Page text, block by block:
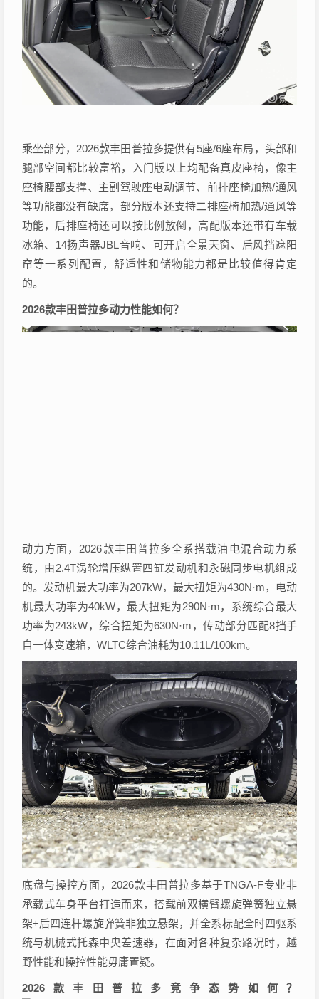
乘坐部分，2026款丰田普拉多提供有5座/6座布局，头部和
腿部空间都比较富裕，入门版以上均配备真皮座椅，像主
座椅腰部支撑、主副驾驶座电动调节、前排座椅加热/通风
等功能都没有缺席，部分版本还支持二排座椅加热/通风等
功能，后排座椅还可以按比例放倒，高配版本还带有车载
冰箱、14扬声器JBL音响、可开启全景天窗、后风挡遮阳
帘等一系列配置，舒适性和储物能力都是比较值得肯定
的。
2026款丰田普拉多动力性能如何？
动力方面，2026款丰田普拉多全系搭载油电混合动力系
统，由2.4T涡轮增压纵置四缸发动机和永磁同步电机组成
的。发动机最大功率为207kW，最大扭矩为430N·m，电动
机最大功率为40kW，最大扭矩为290N·m，系统综合最大
功率为243kW，综合扭矩为630N·m，传动部分匹配8挡手
自一体变速箱，WLTC综合油耗为10.11L/100km。
底盘与操控方面，2026款丰田普拉多基于TNGA-F专业非
承载式车身平台打造而来，搭载前双横臂螺旋弹簧独立悬
架+后四连杆螺旋弹簧非独立悬架，并全系标配全时四驱系
统与机械式托森中央差速器，在面对各种复杂路况时，越
野性能和操控性能毋庸置疑。
2026款丰田普拉多竞争态势如何？